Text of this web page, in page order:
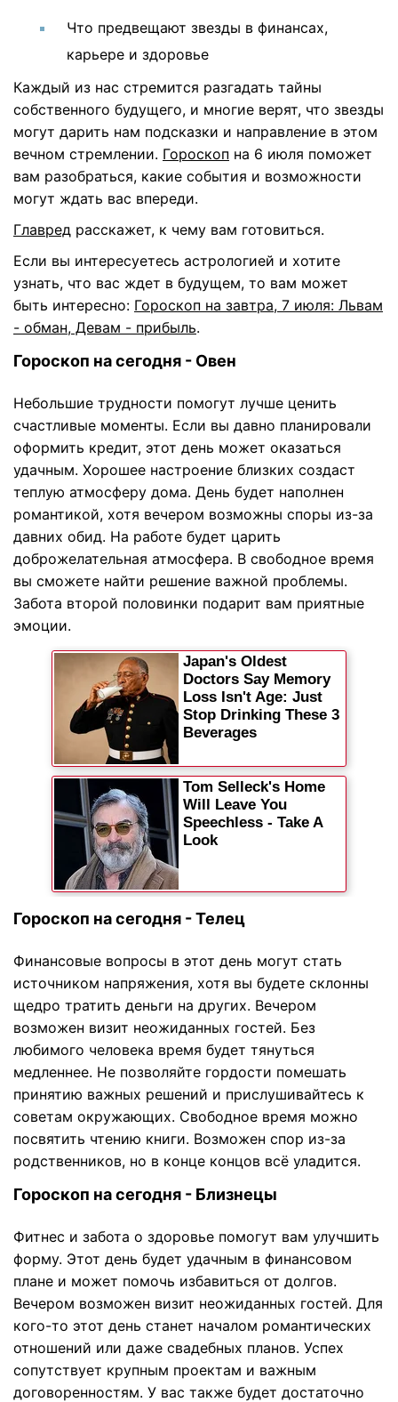
Что предвещают звезды в финансах,
карьере и здоровье
Каждый из нас стремится разгадать тайны
собственного будущего, и многие верят, что звезды
могут дарить нам подсказки и направление в этом
вечном стремлении. Гороскоп на 6 июля поможет
вам разобраться, какие события и возможности
могут ждать вас впереди.
Главред расскажет, к чему вам готовиться.
Если вы интересуетесь астрологией и хотите
узнать, что вас ждет в будущем, то вам может
быть интересно: Гороскоп на завтра, 7 июля: Львам
- обман, Девам - прибыль.
Гороскоп на сегодня - Овен
Небольшие трудности помогут лучше ценить
счастливые моменты. Если вы давно планировали
оформить кредит, этот день может оказаться
удачным. Хорошее настроение близких создаст
теплую атмосферу дома. День будет наполнен
романтикой, хотя вечером возможны споры из-за
давних обид. На работе будет царить
доброжелательная атмосфера. В свободное время
вы сможете найти решение важной проблемы.
Забота второй половинки подарит вам приятные
эмоции.
Гороскоп на сегодня - Телец
Финансовые вопросы в этот день могут стать
источником напряжения, хотя вы будете склонны
щедро тратить деньги на других. Вечером
возможен визит неожиданных гостей. Без
любимого человека время будет тянуться
медленнее. Не позволяйте гордости помешать
принятию важных решений и прислушивайтесь к
советам окружающих. Свободное время можно
посвятить чтению книги. Возможен спор из-за
родственников, но в конце концов всё уладится.
Гороскоп на сегодня - Близнецы
Фитнес и забота о здоровье помогут вам улучшить
форму. Этот день будет удачным в финансовом
плане и может помочь избавиться от долгов.
Вечером возможен визит неожиданных гостей. Для
кого-то этот день станет началом романтических
отношений или даже свадебных планов. Успех
сопутствует крупным проектам и важным
договоренностям. У вас также будет достаточно